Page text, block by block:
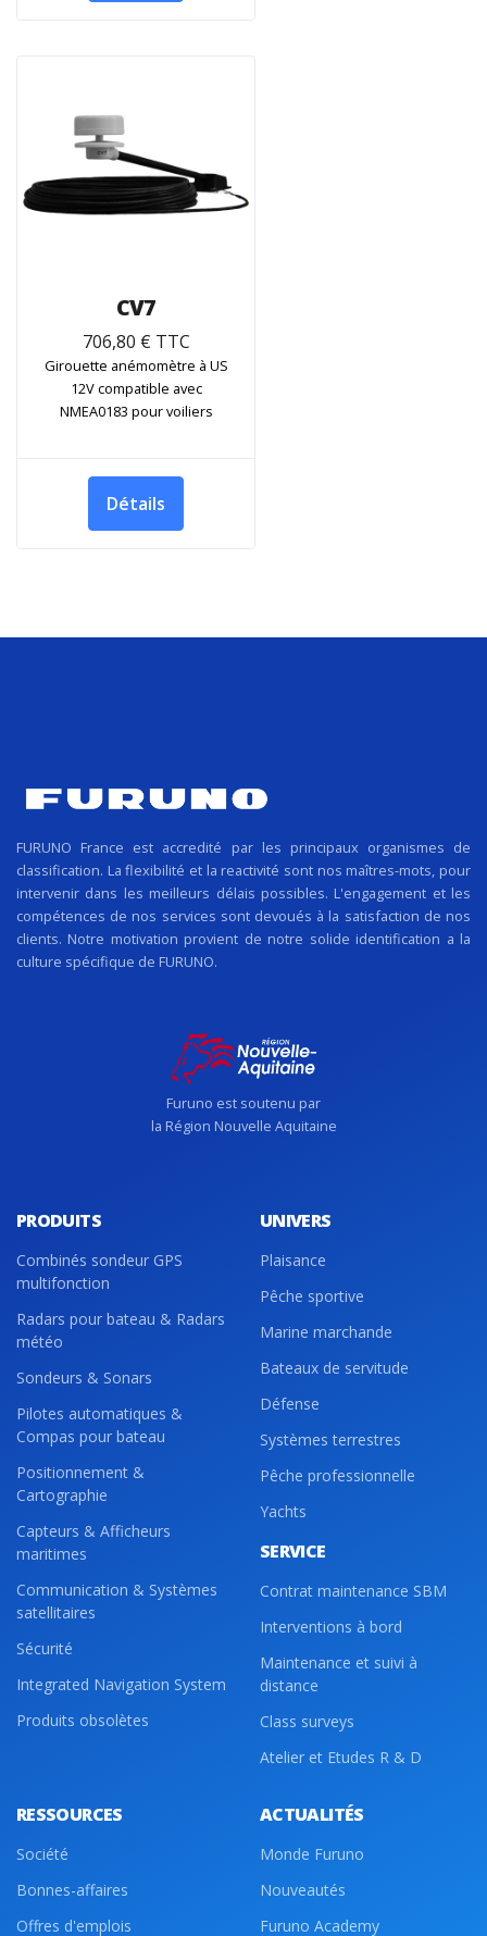
CV7
706,80 € TTC
Girouette anémomètre à US
12V compatible avec
NMEA0183 pour voiliers
Détails
FURUNO France est accredité par les principaux organismes de
classification. La flexibilité et la reactivité sont nos maîtres-mots, pour
intervenir dans les meilleurs délais possibles. L'engagement et les
compétences de nos services sont devoués à la satisfaction de nos
clients. Notre motivation provient de notre solide identification a la
culture spécifique de FURUNO.
Furuno est soutenu par
la Région Nouvelle Aquitaine
PRODUITS
Combinés sondeur GPS
multifonction
Radars pour bateau & Radars
météo
Sondeurs & Sonars
Pilotes automatiques &
Compas pour bateau
Positionnement &
Cartographie
Capteurs & Afficheurs
maritimes
Communication & Systèmes
satellitaires
Sécurité
Integrated Navigation System
Produits obsolètes
UNIVERS
Plaisance
Pêche sportive
Marine marchande
Bateaux de servitude
Défense
Systèmes terrestres
Pêche professionnelle
Yachts
SERVICE
Contrat maintenance SBM
Interventions à bord
Maintenance et suivi à
distance
Class surveys
Atelier et Etudes R & D
RESSOURCES
Société
Bonnes-affaires
Offres d'emplois
ACTUALITÉS
Monde Furuno
Nouveautés
Furuno Academy